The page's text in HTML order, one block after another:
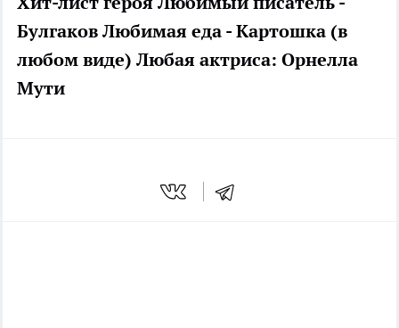
Булгаков Любимая еда - Картошка (в
любом виде) Любая актриса: Орнелла
Мути